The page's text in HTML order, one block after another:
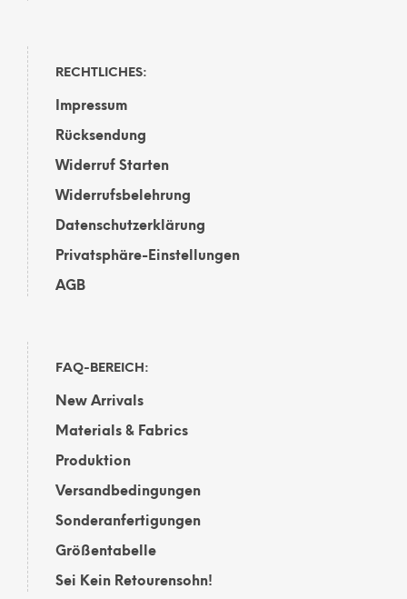
RECHTLICHES:
Impressum
Rücksendung
Widerruf Starten
Widerrufsbelehrung
Datenschutzerklärung
Privatsphäre-Einstellungen
AGB
FAQ-BEREICH:
New Arrivals
Materials & Fabrics
Produktion
Versandbedingungen
Sonderanfertigungen
Größentabelle
Sei Kein Retourensohn!